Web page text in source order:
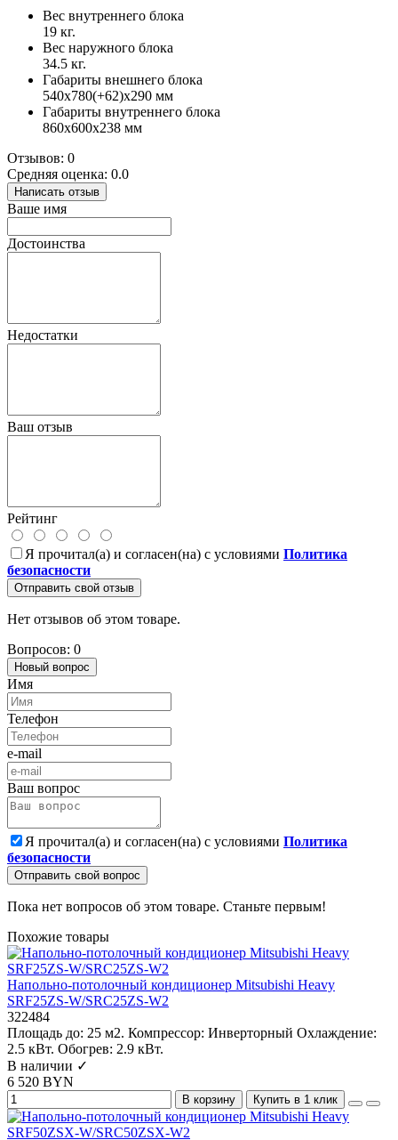
Вес внутреннего блока
19 кг.
Вес наружного блока
34.5 кг.
Габариты внешнего блока
540х780(+62)х290 мм
Габариты внутреннего блока
860x600х238 мм
Отзывов: 0
Средняя оценка: 0.0
Написать отзыв
Ваше имя
Достоинства
Недостатки
Ваш отзыв
Рейтинг
Я прочитал(а) и согласен(на) с условиями Политика
безопасности
Отправить свой отзыв
Нет отзывов об этом товаре.
Вопросов: 0
Новый вопрос
Имя
Телефон
e-mail
Ваш вопрос
Я прочитал(а) и согласен(на) с условиями Политика
безопасности
Отправить свой вопрос
Пока нет вопросов об этом товаре. Станьте первым!
Похожие товары
Напольно-потолочный кондиционер Mitsubishi Heavy
SRF25ZS-W/SRC25ZS-W2
322484
Площадь до: 25 м2. Компрессор: Инверторный Охлаждение:
2.5 кВт. Обогрев: 2.9 кВт.
В наличии ✓
6 520 BYN
В корзину Купить в 1 клик